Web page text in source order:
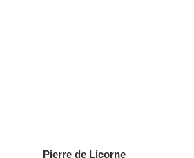
Pierre de Licorne